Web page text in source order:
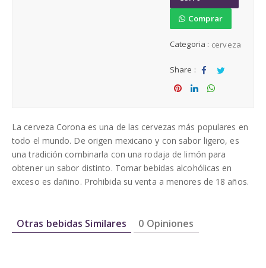
Distribuidora de licores al por mayor
d
t
o
W
h
li
Comprar
Categoria : cerveza
Share :
Sha Tw
La cerveza Corona es una de las cervezas más populares en
todo el mundo. De origen mexicano y con sabor ligero, es
una tradición combinarla con una rodaja de limón para
obtener un sabor distinto. Tomar bebidas alcohólicas en
exceso es dañino. Prohibida su venta a menores de 18 años.
Otras bebidas Similares 0 Opiniones